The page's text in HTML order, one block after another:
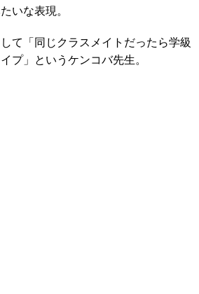
いな表現。
て「同じクラスメイトだったら学級
プ」というケンコバ先生。